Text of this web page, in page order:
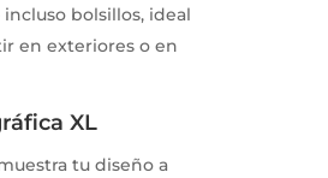
bolsillos, ideal
en exteriores o en
XL
tu diseño a